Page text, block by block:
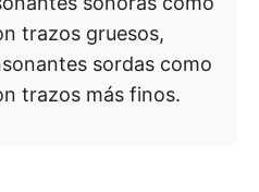
trazos gruesos,
sordas como
trazos más finos.